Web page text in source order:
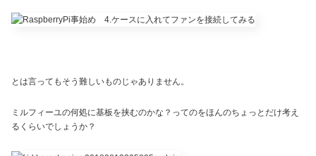
とは言ってもそう難しいものじゃありません。
ミルフィーユの何処に基板を挟むのかな？ってのをほんのちょっとだけ考え
るくらいでしょうか？